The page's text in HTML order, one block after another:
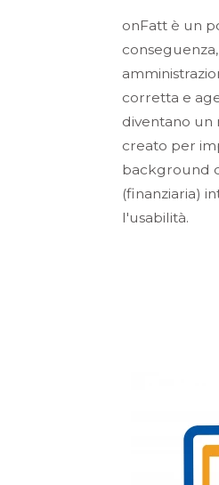
onFatt è un
corretta e
diventano un
creato per
background
(finanziaria)
l'usabilità.